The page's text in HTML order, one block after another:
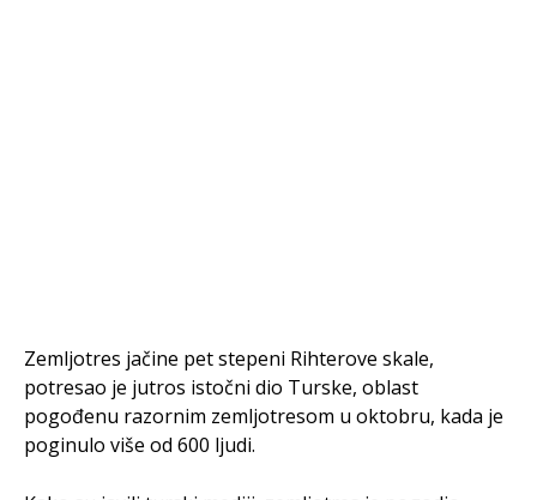
Zemljotres jačine pet stepeni Rihterove skale,
potresao je jutros istočni dio Turske, oblast
pogođenu razornim zemljotresom u oktobru, kada je
poginulo više od 600 ljudi.